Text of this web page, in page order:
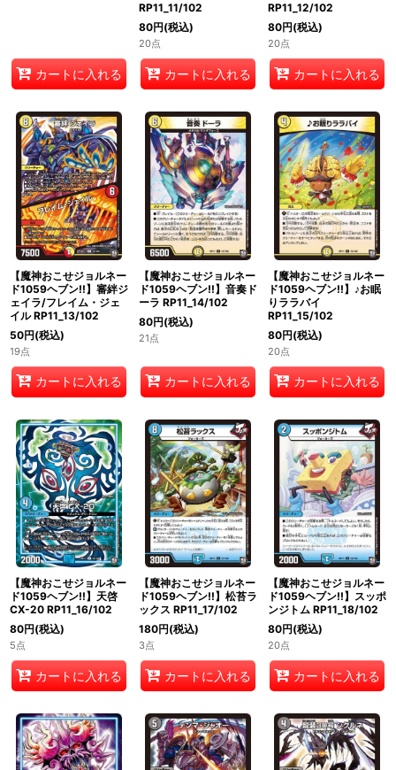
カートに入れる
RP11_11/102
80円(税込)
20点
カートに入れる
RP11_12/102
80円(税込)
20点
カートに入れる
【魔神おこせジョルネー
ド1059ヘブン!!】審絆ジ
ェイラ/フレイム・ジェ
イル RP11_13/102
50円(税込)
19点
カートに入れる
【魔神おこせジョルネー
ド1059ヘブン!!】音奏ド
ーラ RP11_14/102
80円(税込)
21点
カートに入れる
【魔神おこせジョルネー
ド1059ヘブン!!】♪お眠
りララバイ
RP11_15/102
80円(税込)
20点
カートに入れる
【魔神おこせジョルネー
ド1059ヘブン!!】天啓
CX-20 RP11_16/102
80円(税込)
5点
カートに入れる
【魔神おこせジョルネー
ド1059ヘブン!!】松苔ラ
ックス RP11_17/102
180円(税込)
3点
カートに入れる
【魔神おこせジョルネー
ド1059ヘブン!!】スッポ
ンジトム RP11_18/102
80円(税込)
20点
カートに入れる